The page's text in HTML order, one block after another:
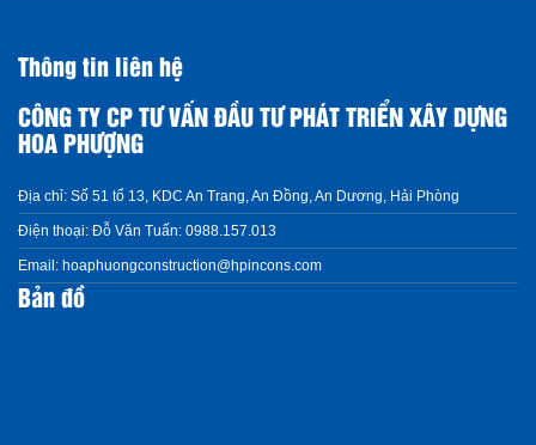
Thông tin liên hệ
CÔNG TY CP TƯ VẤN ĐẦU TƯ PHÁT TRIỂN XÂY DỰNG
HOA PHƯỢNG
Địa chỉ: Số 51 tổ 13, KDC An Trang, An Đồng, An Dương, Hải Phòng
Điện thoại: Đỗ Văn Tuấn: 0988.157.013
Email: hoaphuongconstruction@hpincons.com
Bản đồ